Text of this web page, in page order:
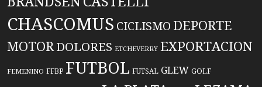
CHASCOMUS CICLISMO DEPORTE
MOTORDOLORES ETCHEVERRY EXPORTACION
FEMENINO FFBP FUTBOL FUTSAL GLEW GOLF